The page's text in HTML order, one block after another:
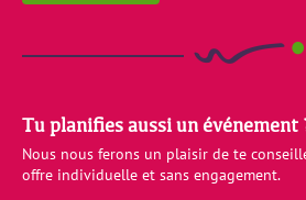
Tu planifies aussi un événement
Nous nous ferons un plaisir de te
offre individuelle et sans engagement.